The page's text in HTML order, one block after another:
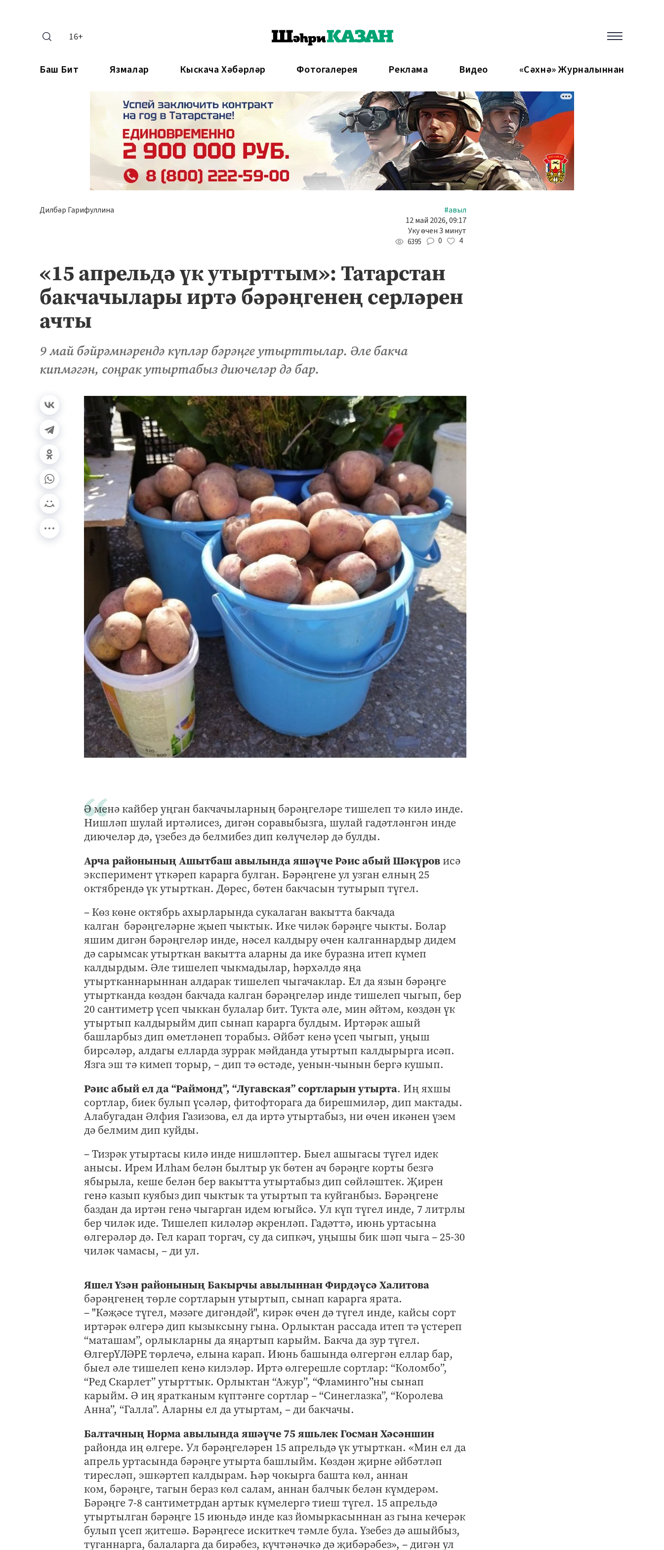
16+
Баш Бит Язмалар Кыскача Хәбәрләр Фотогалерея Реклама Видео «Сәхнә» Журналыннан
Дилбәр Гарифуллина
#авыл
12 май 2026, 09:17
Уку өчен 3 минут
6395 0 4
«15 апрельдә үк утырттым»: Татарстан
бакчачылары иртә бәрәңгенең серләрен
ачты
9 май бәйрәмнәрендә күпләр бәрәңге утырттылар. Әле бакча
кипмәгән, соңрак утыртабыз диючеләр дә бар.
Ә менә кайбер уңган бакчачыларның бәрәңгеләре тишелеп тә килә инде.
Нишләп шулай иртәлисез, дигән соравыбызга, шулай гадәтләнгән инде
диючеләр дә, үзебез дә белмибез дип көлүчеләр дә булды.
Арча районының Ашытбаш авылында яшәүче Рәис абый Шәкүров исә
эксперимент үткәреп карарга булган. Бәрәңгене ул узган елның 25
октябрендә үк утырткан. Дөрес, бөтен бакчасын тутырып түгел.
– Көз көне октябрь ахырларында сукалаган вакытта бакчада
калган бәрәңгеләрне җыеп чыктык. Ике чиләк бәрәңге чыкты. Болар
яшим дигән бәрәңгеләр инде, нәсел калдыру өчен калганнардыр дидем
дә сарымсак утырткан вакытта аларны да ике буразна итеп күмеп
калдырдым. Әле тишелеп чыкмадылар, һәрхәлдә яңа
утыртканнарыннан алдарак тишелеп чыгачаклар. Ел да язын бәрәңге
утыртканда көздән бакчада калган бәрәңгеләр инде тишелеп чыгып, бер
20 сантиметр үсеп чыккан булалар бит. Тукта әле, мин әйтәм, көздән үк
утыртып калдырыйм дип сынап карарга булдым. Иртәрәк ашый
башларбыз дип өметләнеп торабыз. Әйбәт кенә үсеп чыгып, уңыш
бирсәләр, алдагы елларда зуррак мәйданда утыртып калдырырга исәп.
Язга эш тә кимеп торыр, – дип тә өстәде, уенын-чынын бергә кушып.
Рәис абый ел да “Раймонд”, “Лугавская” сортларын утырта. Иң яхшы
сортлар, биек булып үсәләр, фитофторага да бирешмиләр, дип мактады.
Алабугадан Әлфия Газизова, ел да иртә утыртабыз, ни өчен икәнен үзем
дә белмим дип куйды.
– Тизрәк утыртасы килә инде нишләптер. Быел ашыгасы түгел идек
анысы. Ирем Илһам белән былтыр ук бөтен ач бәрәңге корты безгә
ябырыла, кеше белән бер вакытта утыртабыз дип сөйләштек. Җирен
генә казып куябыз дип чыктык та утыртып та куйганбыз. Бәрәңгене
баздан да иртән генә чыгарган идем югыйсә. Ул күп түгел инде, 7 литрлы
бер чиләк иде. Тишелеп киләләр әкренләп. Гадәттә, июнь уртасына
өлгерәләр дә. Гел карап торгач, су да сипкәч, уңышы бик шәп чыга – 25-30
чиләк чамасы, – ди ул.
Яшел Үзән районының Бакырчы авылыннан Фирдәүсә Халитова
бәрәңгенең төрле сортларын утыртып, сынап карарга ярата.
– "Кәҗәсе түгел, мәзәге дигәндәй", кирәк өчен дә түгел инде, кайсы сорт
иртәрәк өлгерә дип кызыксыну гына. Орлыктан рассада итеп тә үстереп
“маташам”, орлыкларны да яңартып карыйм. Бакча да зур түгел.
ӨлгерҮЛӘРЕ төрлечә, елына карап. Июнь башында өлгергән еллар бар,
быел әле тишелеп кенә килэләр. Иртә өлгерешле сортлар: “Коломбо”,
“Ред Скарлет” утырттык. Орлыктан “Ажур”, “Фламинго”ны сынап
карыйм. Ә иң яратканым күптәнге сортлар – “Синеглазка”, “Королева
Анна”, “Галла”. Аларны ел да утыртам, – ди бакчачы.
Балтачның Норма авылында яшәүче 75 яшьлек Госман Хәсәншин
районда иң өлгере. Ул бәрәңгеләрен 15 апрельдә үк утырткан. «Мин ел да
апрель уртасында бәрәңге утырта башлыйм. Көздән җирне әйбәтләп
тиресләп, эшкәртеп калдырам. Һәр чокырга башта көл, аннан
ком, бәрәңге, тагын бераз көл салам, аннан балчык белән күмдерәм.
Бәрәңге 7-8 сантиметрдан артык күмелергә тиеш түгел. 15 апрельдә
утыртылган бәрәңге 15 июньдә инде каз йомыркасыннан аз гына кечерәк
булып үсеп җитешә. Бәрәңгесе искиткеч тәмле була. Үзебез дә ашыйбыз,
туганнарга, балаларга да бирәбез, күчтәнәчкә дә җибәрәбез», – дигән ул